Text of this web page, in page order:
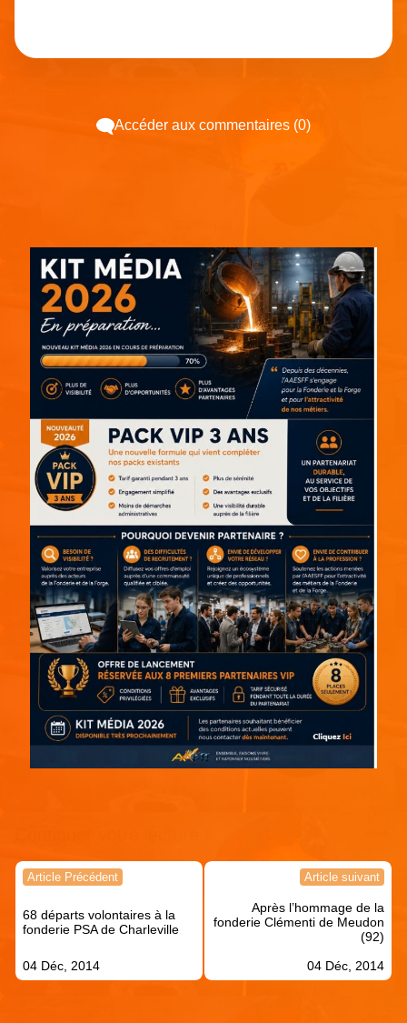
Accéder aux commentaires (0)
Navigation
l’article
Article Précédent
68 départs volontaires à la
fonderie PSA de Charleville
04 Déc, 2014
Article suivant
Après l’hommage de la
fonderie Clémenti de Meudon
(92)
04 Déc, 2014